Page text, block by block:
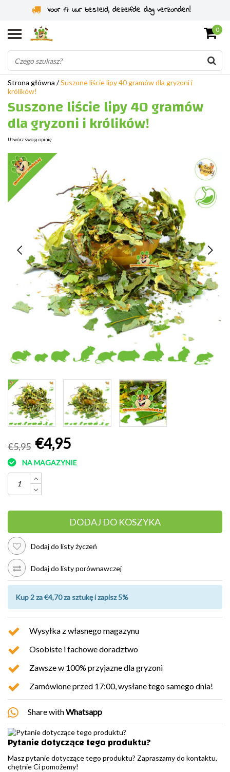
Specjaliści od gryzoni od 2011 roku
0
Strona główna /Suszone liście lipy 40 gramów dla gryzoni i
królików!
Suszone liście lipy 40 gramów
dla gryzoni i królików!
Utwórz swoją opinię
€5,95 €4,95
NA MAGAZYNIE
DODAJ DO KOSZYKA
Dodaj do listy życzeń
Dodaj do listy porównawczej
Kup 2 za €4,70 za sztukę i zapisz 5%
Wysyłka z własnego magazynu
Osobiste i fachowe doradztwo
Zawsze w 100% przyjazne dla gryzoni
Zamówione przed 17:00, wysłane tego samego dnia!
Share withWhatsapp
Pytanie dotyczące tego produktu?
Masz pytanie dotyczące tego produktu? Zapraszamy do kontaktu,
chętnie Ci pomożemy!